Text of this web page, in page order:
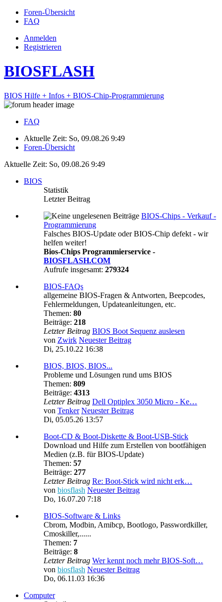
Foren-Übersicht
FAQ
Anmelden
Registrieren
BIOSFLASH
BIOS Hilfe + Infos + BIOS-Chip-Programmierung
FAQ
Aktuelle Zeit: So, 09.08.26 9:49
Foren-Übersicht
Aktuelle Zeit: So, 09.08.26 9:49
BIOS
Statistik
Letzter Beitrag
BIOS-Chips - Verkauf -
Programmierung
Falsches BIOS-Update oder BIOS-Chip defekt - wir
helfen weiter!
Bios-Chips Programmierservice -
BIOSFLASH.COM
Aufrufe insgesamt: 279324
BIOS-FAQs
allgemeine BIOS-Fragen & Antworten, Beepcodes,
Fehlermeldungen, Updateanleitungen, etc.
Themen: 80
Beiträge: 218
Letzter Beitrag BIOS Boot Sequenz auslesen
von Zwirk Neuester Beitrag
Di, 25.10.22 16:38
BIOS, BIOS, BIOS...
Probleme und Lösungen rund ums BIOS
Themen: 809
Beiträge: 4313
Letzter Beitrag Dell Optiplex 3050 Micro - Ke…
von Tenker Neuester Beitrag
Di, 05.05.26 13:57
Boot-CD & Boot-Diskette & Boot-USB-Stick
Download und Hilfe zum Erstellen von bootfähigen
Medien (z.B. für BIOS-Update)
Themen: 57
Beiträge: 277
Letzter Beitrag Re: Boot-Stick wird nicht erk…
von biosflash Neuester Beitrag
Do, 16.07.20 7:18
BIOS-Software & Links
Cbrom, Modbin, Amibcp, Bootlogo, Passwordkiller,
Cmoskiller,......
Themen: 7
Beiträge: 8
Letzter Beitrag Wer kennt noch mehr BIOS-Soft…
von biosflash Neuester Beitrag
Do, 06.11.03 16:36
Computer